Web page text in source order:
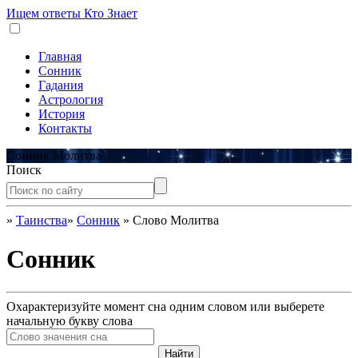
Ищем ответы Кто Знает
Главная
Сонник
Гадания
Астрология
История
Контакты
Сонник Молитва
Поиск
» Таинства» Сонник » Слово Молитва
Сонник
Охарактеризуйте момент сна одним словом или выберете
начальную букву слова